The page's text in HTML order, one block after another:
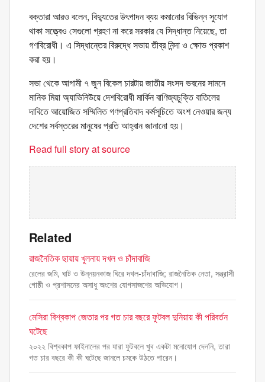
বক্তারা আরও বলেন, বিদ্যুতের উৎপাদন ব্যয় কমানোর বিভিন্ন সুযোগ
থাকা সত্ত্বেও সেগুলো গ্রহণ না করে সরকার যে সিদ্ধান্ত নিয়েছে, তা
গণবিরোধী। এ সিদ্ধান্তের বিরুদ্ধে সভায় তীব্র নিন্দা ও ক্ষোভ প্রকাশ
করা হয়।
সভা থেকে আগামী ৭ জুন বিকেল চারটায় জাতীয় সংসদ ভবনের সামনে
মানিক মিয়া অ্যাভিনিউয়ে দেশবিরোধী মার্কিন বাণিজ্যচুক্তি বাতিলের
দাবিতে আয়োজিত সম্মিলিত গণপ্রতিবাদ কর্মসূচিতে অংশ নেওয়ার জন্য
দেশের সর্বস্তরের মানুষের প্রতি আহ্বান জানানো হয়।
Read full story at source
Related
রাজনৈতিক ছায়ায় খুলনায় দখল ও চাঁদাবাজি
রেলের জমি, ঘাট ও উন্নয়নকাজ ঘিরে দখল-চাঁদাবাজি; রাজনৈতিক নেতা, সন্ত্রাসী
গোষ্ঠী ও প্রশাসনের অসাধু অংশের যোগসাজশের অভিযোগ।
মেসিরা বিশ্বকাপ জেতার পর গত চার বছরে ফুটবল দুনিয়ায় কী পরিবর্তন
ঘটেছে
২০২২ বিশ্বকাপ ফাইনালের পর যারা ফুটবলে খুব একটা মনোযোগ দেননি, তারা
গত চার বছরে কী কী ঘটেছে জানলে চমকে উঠতে পারেন।